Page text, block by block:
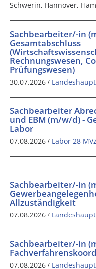
Schwerin, Hannover,
Sachbearbeiter/-in
Gesamtabschluss
Rechnungswesen,
Prüfungswesen)
30.07.2026 /
Sachbearbeiter
und EBM (m/w/d) -
Labor
07.08.2026 / Labor 28
Sachbearbeiter/-in
Allzuständigkeit
07.08.2026 /
Sachbearbeiter/-in
07.08.2026 /